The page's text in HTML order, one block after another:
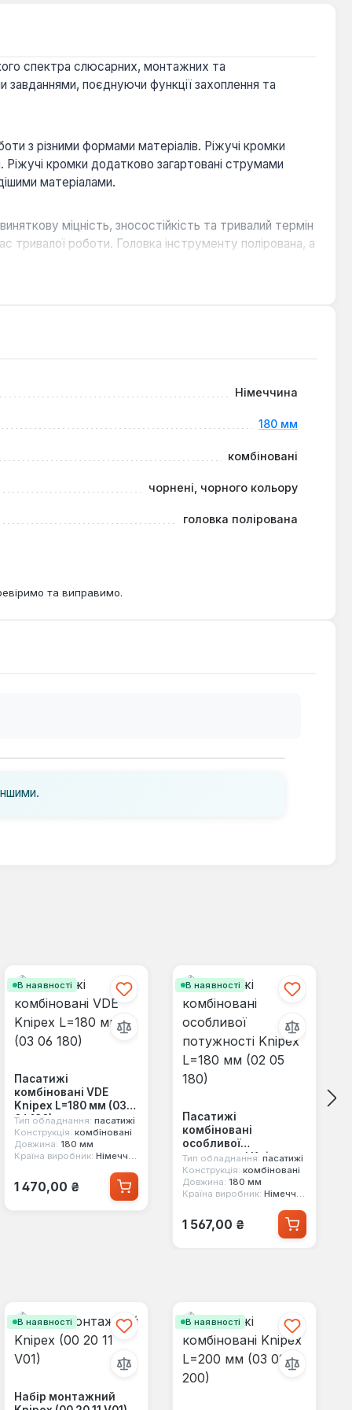
спектра слюсарних, монтажних та
завданнями, поєднуючи функції захоплення та
з різними формами матеріалів. Ріжучі кромки
Ріжучі кромки додатково загартовані струмами
матеріалами.
міцність, зносостійкість та тривалий термін
тривалої роботи. Головка інструменту полірована, а
хват.
монтажників, а також для використання в
Німеччина
180 мм
комбіновані
чорнені, чорного кольору
головка полірована
та виправимо.
В наявності
Пасатижі
комбіновані VDE
Knipex L=180 мм (03
06 180)
Тип обладнання: пасатижі
Конструкція: комбіновані
Довжина: 180 мм
Країна виробник: Німеччина
Звичайна ціна:
1 470,00 ₴
В наявності
Пасатижі
комбіновані
особливої
потужності Knipex
L=180 мм (02 05 180)
Тип обладнання: пасатижі
Конструкція: комбіновані
Довжина: 180 мм
Країна виробник: Німеччина
Звичайна ціна:
1 567,00 ₴
В наявності
Набір монтажний
В наявності